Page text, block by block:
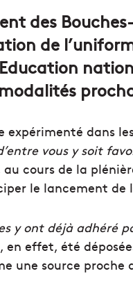
des
de
expérimenté dans
vous y soit
cours de la
le lancement
y ont déjà adhéré
effet, été
une source proche